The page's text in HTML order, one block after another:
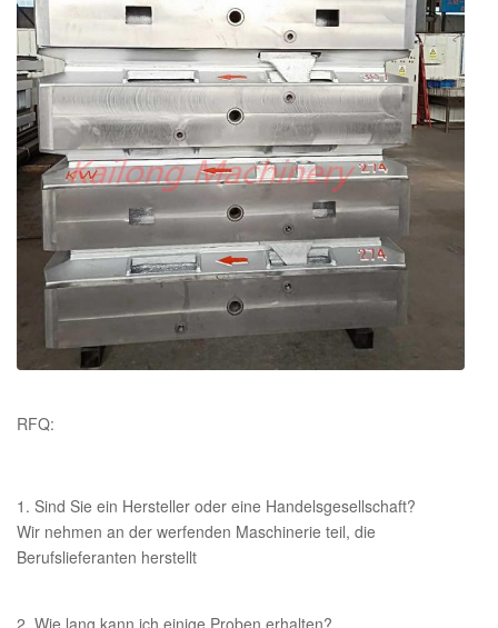
Spezifikation
Gemäß der Anforderung des
Kunden
Zertifikate
Bericht der chemischen
Zusammensetzung, Dehnfestigkeit
und Härtebericht,
Vergütungszertifikate
RFQ:
1. Sind Sie ein Hersteller oder eine Handelsgesellschaft?
Wir nehmen an der werfenden Maschinerie teil, die
Berufslieferanten herstellt